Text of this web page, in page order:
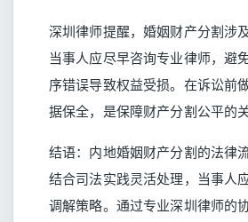
深圳律师提醒，婚姻财产分割涉
当事人应尽早咨询专业律师，避
序错误导致权益受损。在诉讼前
据保全，是保障财产分割公平的关
结语：内地婚姻财产分割的法律
结合司法实践灵活处理，当事人
调解策略。通过专业深圳律师的